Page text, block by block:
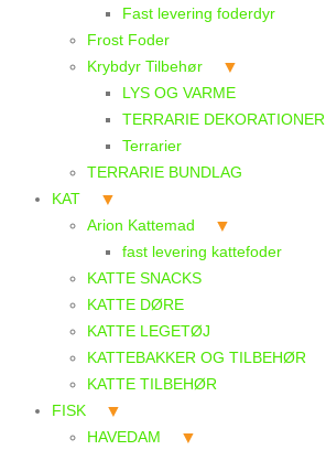
Fast levering foderdyr
Frost Foder
Krybdyr Tilbehør
LYS OG VARME
TERRARIE DEKORATIONER
Terrarier
TERRARIE BUNDLAG
KAT
Arion Kattemad
fast levering kattefoder
KATTE SNACKS
KATTE DØRE
KATTE LEGETØJ
KATTEBAKKER OG TILBEHØR
KATTE TILBEHØR
FISK
HAVEDAM